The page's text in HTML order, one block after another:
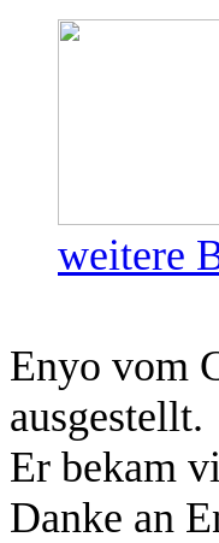
weitere
Enyo vom
ausgestellt.
Er bekam
Danke an